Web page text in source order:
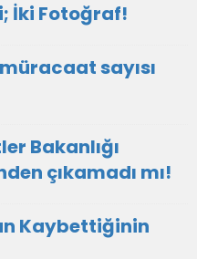
İki Fotoğraf!
sayısı
Bakanlığı
çıkamadı mı!
Kaybettiğinin